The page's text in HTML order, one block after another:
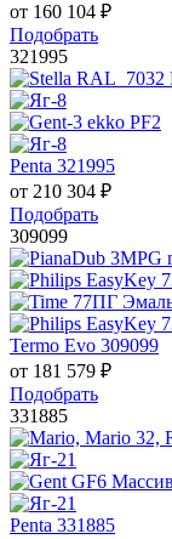
от 160 104 ₽
Подобрать
321995
Penta 321995
от 210 304 ₽
Подобрать
309099
Termo Evo 309099
от 181 579 ₽
Подобрать
331885
Penta 331885